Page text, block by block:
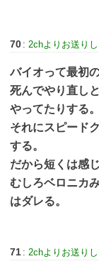
70 : 2chよりお送り
バイオって最初
死んでやり直し
やってたりする。
それにスピード
する。
だから短くは感じ
むしろベロニカ
はダレる。
71 : 2chよりお送り